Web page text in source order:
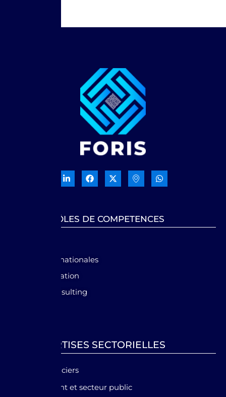
NOS PÔLES DE COMPETENCES
Normes internationales
Audit & évaluation
Financial Consulting
EXPERTISES SECTORIELLES
Services financiers
Gouvernement et secteur public